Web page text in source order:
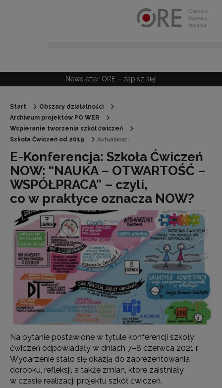
Newsletter ORE – zapisz się!
Start
Obszary działalności
Archiwum projektów PO WER
Wspieranie tworzenia szkół ćwiczeń
Szkoła Ćwiczeń od 2019
Aktualności
E-Konferencja: Szkoła Ćwiczeń
NOW: “NAUKA – OTWARTOŚĆ –
WSPÓŁPRACA” – czyli,
co w praktyce oznacza NOW?
Na pytanie postawione w tytule konferencji szkoły
ćwiczeń odpowiadały w dniach 7–8 czerwca 2021 r.
Wydarzenie stało się okazją do zaprezentowania
dorobku, refleksji, a także zmian, które zaistniały
w czasie realizacji projektu szkół ćwiczeń.